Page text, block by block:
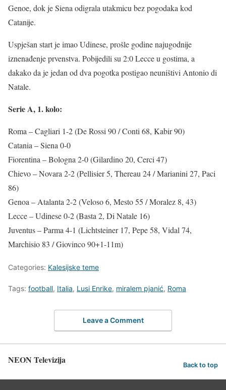
Genoe, dok je Siena odigrala utakmicu bez pogodaka kod
Catanije.
Uspješan start je imao Udinese, prošle godine najugodnije
iznenađenje prvenstva. Pobijedili su 2:0 Lecce u gostima, a
dakako da je jedan od dva pogotka postigao neuništivi Antonio di
Natale.
Serie A, 1. kolo:
Roma – Cagliari 1-2 (De Rossi 90 / Conti 68, Kabir 90)
Catania – Siena 0-0
Fiorentina – Bologna 2-0 (Gilardino 20, Cerci 47)
Chievo – Novara 2-2 (Pellisier 5, Thereau 24 / Marianini 27, Paci
86)
Genoa – Atalanta 2-2 (Veloso 6, Mesto 55 / Moralez 8, 43)
Lecce – Udinese 0-2 (Basta 2, Di Natale 16)
Juventus – Parma 4-1 (Lichtsteiner 17, Pepe 58, Vidal 74,
Marchisio 83 / Giovinco 90+1-11m)
Categories: Kalesijske teme
Tags: football, Italia, Lusi Enrike, miralem pjanić, Roma
Leave a Comment
NEON Televizija Back to top